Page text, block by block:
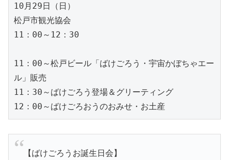
10月29日（日）
松戸市観光協会
11：00～12：30
11：00～松戸ビール「ばけごろう・宇宙かぼちゃエー
ル」販売
11：30～ばけごろう登場＆グリーティング
12：00～ばけごろおうのおみせ・お土産
【ばけごろうお誕生日会】